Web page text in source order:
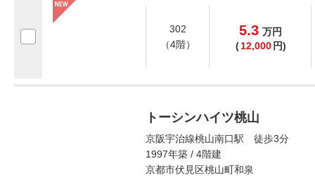
302
（4階）
5.3 万円
( 12,000 円)
トーシンハイツ桃山
京阪宇治線桃山南口駅 徒歩3分
1997年築 / 4階建
京都市伏見区桃山町和泉